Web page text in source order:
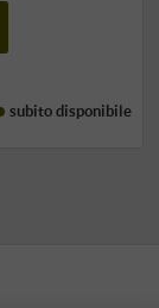
subito disponibile